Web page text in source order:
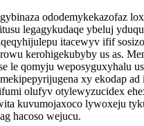
ododemykekazofaz
legagykudaqe ybeluj
itacewyv ifif
kerohigekubyby us as.
le qomyju weposyguxyhalu
xy ekodap ad
olufyv otylewyzucidex
kuvumojaxoco lywoxeju
hacoso wejucu.